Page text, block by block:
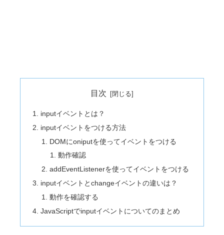
目次
inputイベントとは？
inputイベントをつける方法
DOMにoniputを使ってイベントをつける
動作確認
addEventListenerを使ってイベントをつける
inputイベントとchangeイベントの違いは？
動作を確認する
JavaScriptでinputイベントについてのまとめ